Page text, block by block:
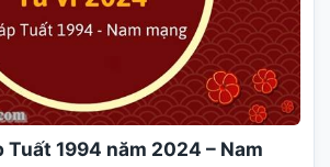
1994 năm 2024 – Nam